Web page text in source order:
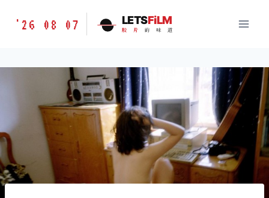
胶
味
LETSFILM
'26 08 07 LETSFiLM
胶 片 的 味 道